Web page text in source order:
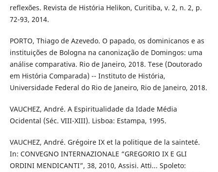
reflexões. Revista de História Helikon, Curitiba, v. 2, n. 2, p.
72-93, 2014.
PORTO, Thiago de Azevedo. O papado, os dominicanos e as
instituições de Bologna na canonização de Domingos: uma
análise comparativa. Rio de Janeiro, 2018. Tese (Doutorado
em História Comparada) -- Instituto de História,
Universidade Federal do Rio de Janeiro, Rio de Janeiro, 2018.
VAUCHEZ, André. A Espiritualidade da Idade Média
Ocidental (Séc. VIII-XIII). Lisboa: Estampa, 1995.
VAUCHEZ, André. Grégoire IX et la politique de la sainteté.
In: CONVEGNO INTERNAZIONALE “GREGORIO IX E GLI
ORDINI MENDICANTI”, 38, 2010, Assisi. Atti... Spoleto: